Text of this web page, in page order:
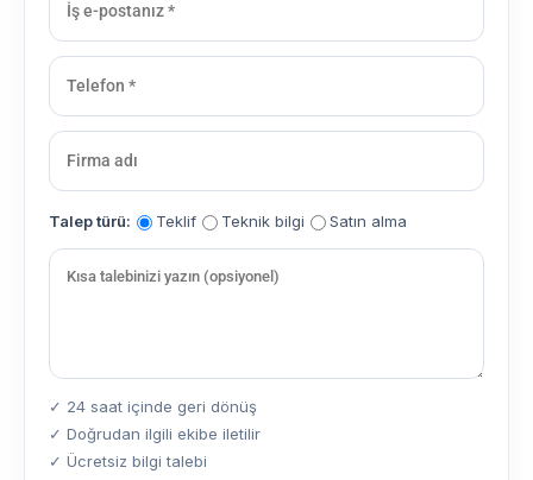
Talep türü: Teklif Teknik bilgi Satın alma
✓ 24 saat içinde geri dönüş
✓ Doğrudan ilgili ekibe iletilir
✓ Ücretsiz bilgi talebi